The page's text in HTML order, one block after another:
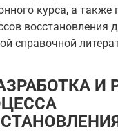
курса, а
восстановления
справочной